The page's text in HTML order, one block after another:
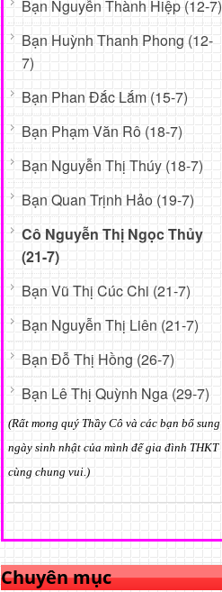
Bạn Nguyễn Thành Hiệp (12-7)
Bạn Huỳnh Thanh Phong (12-
7)
Bạn Phan Đắc Lắm (15-7)
Bạn Phạm Văn Rô (18-7)
Bạn Nguyễn Thị Thúy (18-7)
Bạn Quan Trịnh Hảo (19-7)
Cô Nguyễn Thị Ngọc Thủy
(21-7)
Bạn Vũ Thị Cúc Chi (21-7)
Bạn Nguyễn Thị Liên (21-7)
Bạn Đỗ Thị Hồng (26-7)
Bạn Lê Thị Quỳnh Nga (29-7)
(Rất mong quý Thầy Cô và các bạn bổ sung
ngày sinh nhật của mình để gia đình THKT
cùng chung vui.)
Chuyên mục